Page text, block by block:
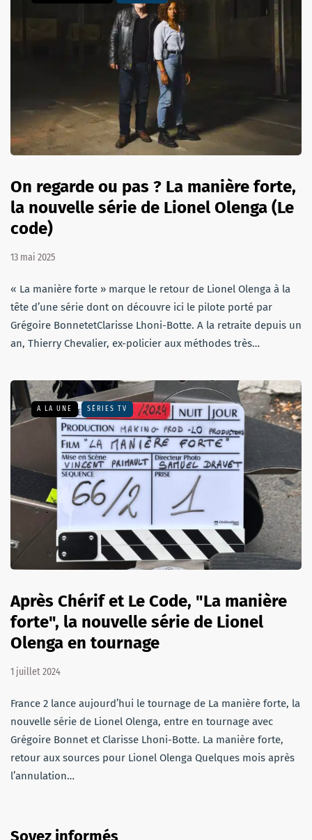
On regarde ou pas ? La manière forte,
la nouvelle série de Lionel Olenga (Le
code)
13 mai 2025
« La manière forte » marque le retour de Lionel Olenga à la
tête d’une série dont on découvre ici le pilote porté par
Grégoire BonnetetClarisse Lhoni-Botte. A la retraite depuis un
an, Thierry Chevalier, ex-policier aux méthodes très…
A LA UNE SÉRIES TV
Après Chérif et Le Code, "La manière
forte", la nouvelle série de Lionel
Olenga en tournage
1 juillet 2024
France 2 lance aujourd’hui le tournage de La manière forte, la
nouvelle série de Lionel Olenga, entre en tournage avec
Grégoire Bonnet et Clarisse Lhoni-Botte. La manière forte,
retour aux sources pour Lionel Olenga Quelques mois après
l’annulation…
Soyez informés